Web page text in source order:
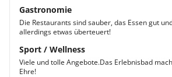
Gastronomie
Die Restaurants sind sauber, das Essen gut
allerdings etwas überteuert!
Sport / Wellness
Viele und tolle Angebote.Das Erlebnisbad
Ehre!